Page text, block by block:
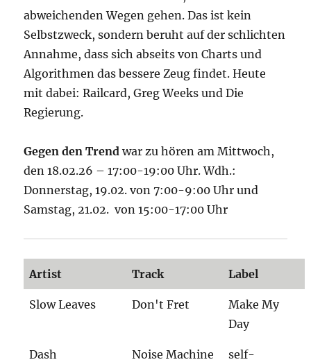
abweichenden Wegen gehen. Das ist kein
Selbstzweck, sondern beruht auf der schlichten
Annahme, dass sich abseits von Charts und
Algorithmen das bessere Zeug findet. Heute
mit dabei: Railcard, Greg Weeks und Die
Regierung.
Gegen den Trend war zu hören am Mittwoch,
den 18.02.26 – 17:00-19:00 Uhr. Wdh.:
Donnerstag, 19.02. von 7:00-9:00 Uhr und
Samstag, 21.02. von 15:00-17:00 Uhr
Artist Track Label
Slow Leaves Don't Fret
Make My
Day
Dash
Noise Machine
self-